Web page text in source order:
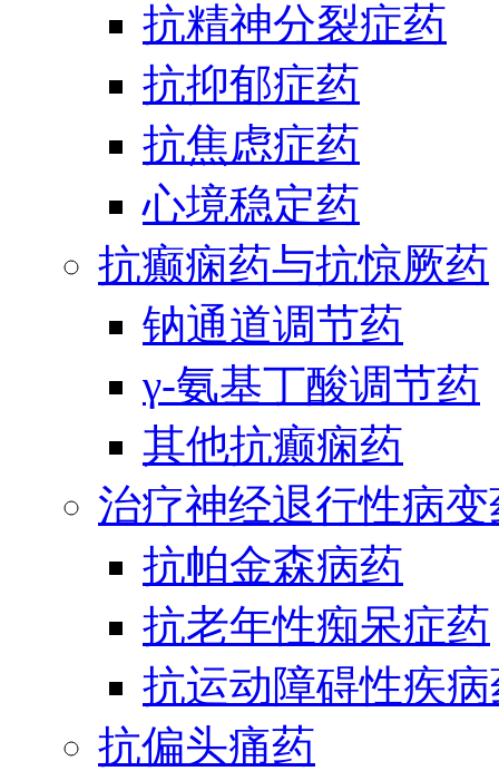
抗精神分裂症药
抗抑郁症药
抗焦虑症药
心境稳定药
抗癫痫药与抗惊厥药
钠通道调节药
γ-氨基丁酸调节药
其他抗癫痫药
治疗神经退行性病
抗帕金森病药
抗老年性痴呆症药
抗运动障碍性疾
抗偏头痛药